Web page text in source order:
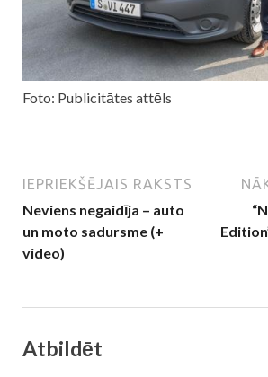
Foto: Publicitātes attēls
IEPRIEKŠĒJAIS RAKSTS
Neviens negaidīja – auto
un moto sadursme (+
video)
Atbildēt